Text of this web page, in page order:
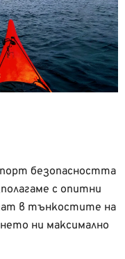
безопасността
с опитни
в тънкостите на
ни максимално